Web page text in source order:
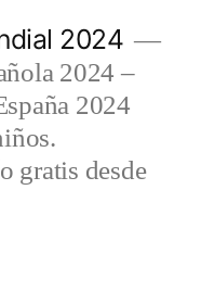
2024
2024 –
2024
gratis desde